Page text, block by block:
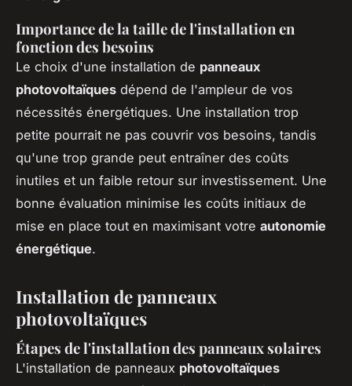
Importance de la taille de l'installation en
fonction des besoins
Le choix d'une installation de panneaux
photovoltaïques dépend de l'ampleur de vos
nécessités énergétiques. Une installation trop
petite pourrait ne pas couvrir vos besoins, tandis
qu'une trop grande peut entraîner des coûts
inutiles et un faible retour sur investissement. Une
bonne évaluation minimise les coûts initiaux de
mise en place tout en maximisant votre autonomie
énergétique.
Installation de panneaux
photovoltaïques
Étapes de l'installation des panneaux solaires
L'installation de panneaux photovoltaïques